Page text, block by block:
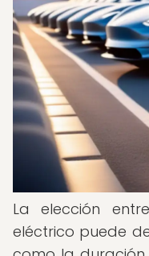
La elección
eléctrico puede